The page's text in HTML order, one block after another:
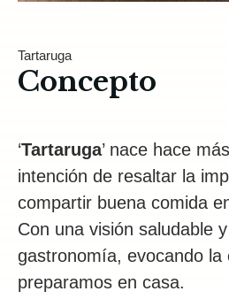
Tartaruga
Concepto
‘Tartaruga’ nace hace
intención de resaltar la
compartir buena comida
Con una visión saludable
gastronomía, evocando la
preparamos en casa.